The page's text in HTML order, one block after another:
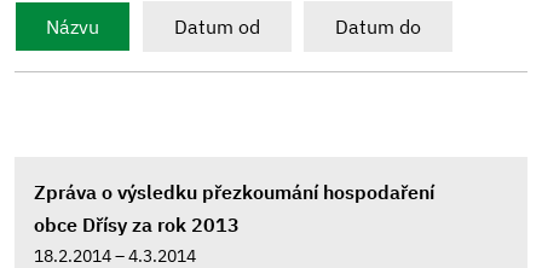
Názvu
Datum od Datum do
Zpráva o výsledku přezkoumání hospodaření
obce Dřísy za rok 2013
18.2.2014 – 4.3.2014